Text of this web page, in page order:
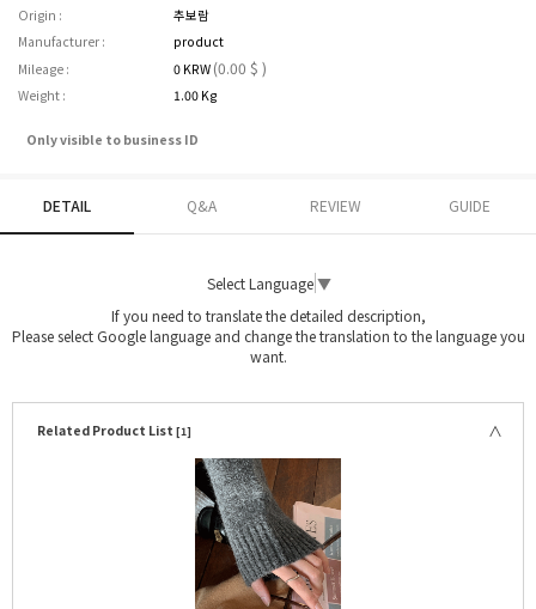
Origin :
추보람
Manufacturer :
product
Mileage :
0 KRW (0.00 $ )
Weight : 1.00 Kg
Only visible to business ID
DETAIL Q&A REVIEW GUIDE
Select Language ▼
If you need to translate the detailed description,
Please select Google language and change the translation to the language you
want.
Related Product List [1]